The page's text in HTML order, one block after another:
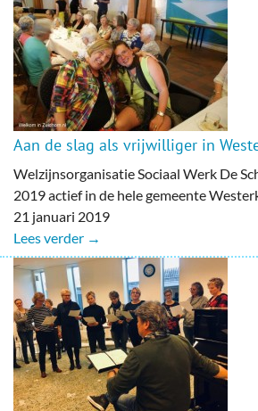
Welzijn & Maatschappij
Bedrijven
Prikbord & Aanbiedingen
Aan de slag als vrijwilliger in
Welzijnsorganisatie Sociaal Werk De
2019 actief in de hele gemeente
21 januari 2019
Lees verder →